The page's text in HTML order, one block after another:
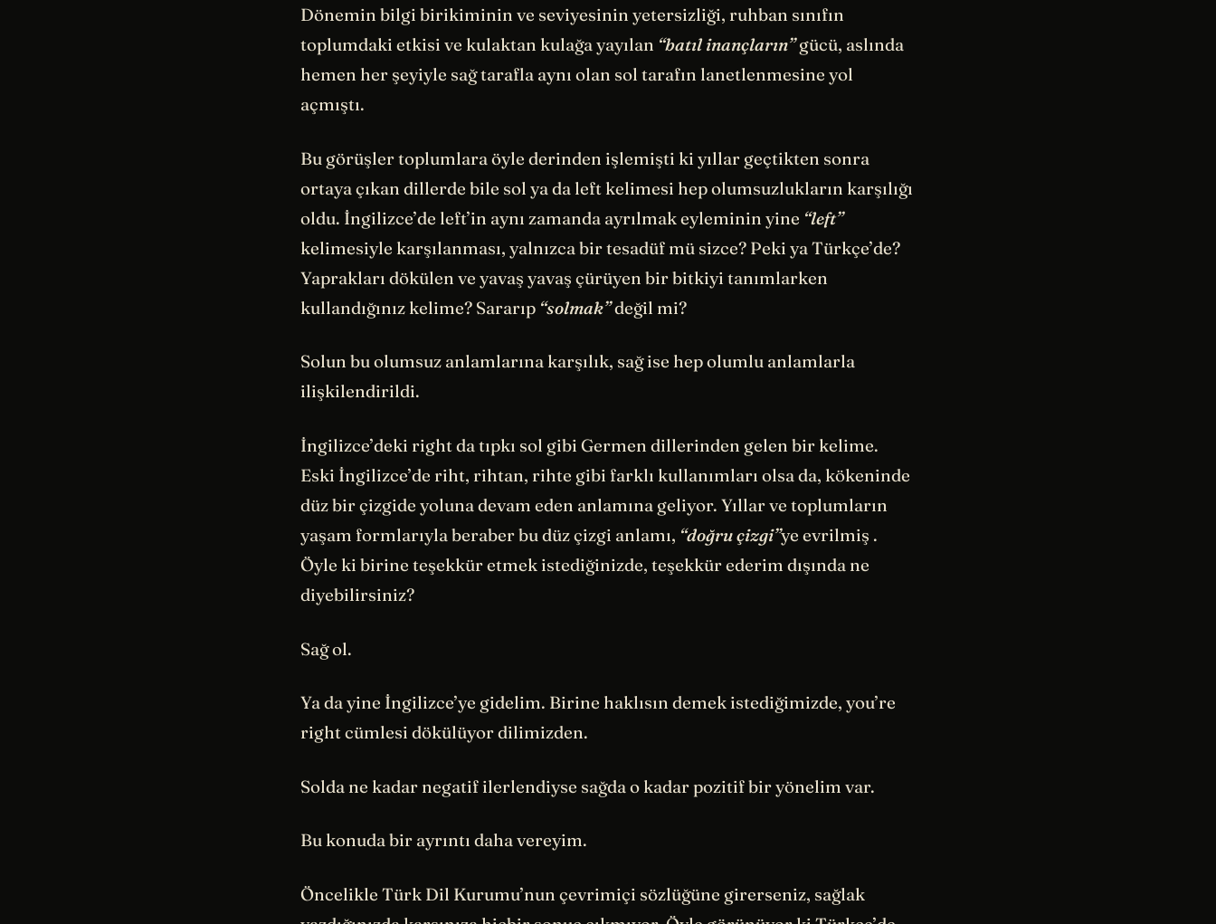
Dönemin bilgi birikiminin ve seviyesinin yetersizliği, ruhban sınıfın
toplumdaki etkisi ve kulaktan kulağa yayılan “batıl inançların”gücü, aslında
hemen her şeyiyle sağ tarafla aynı olan sol tarafın lanetlenmesine yol
açmıştı.
Bu görüşler toplumlara öyle derinden işlemişti ki yıllar geçtikten sonra
ortaya çıkan dillerde bile sol ya da left kelimesi hep olumsuzlukların karşılığı
oldu. İngilizce’de left’in aynı zamanda ayrılmak eyleminin yine “left”
kelimesiyle karşılanması, yalnızca bir tesadüf mü sizce? Peki ya Türkçe’de?
Yaprakları dökülen ve yavaş yavaş çürüyen bir bitkiyi tanımlarken
kullandığınız kelime? Sararıp “solmak”değil mi?
Solun bu olumsuz anlamlarına karşılık, sağ ise hep olumlu anlamlarla
ilişkilendirildi.
İngilizce’deki right da tıpkı sol gibi Germen dillerinden gelen bir kelime.
Eski İngilizce’de riht, rihtan, rihte gibi farklı kullanımları olsa da, kökeninde
düz bir çizgide yoluna devam eden anlamına geliyor. Yıllar ve toplumların
yaşam formlarıyla beraber bu düz çizgi anlamı, “doğru çizgi”ye evrilmiş .
Öyle ki birine teşekkür etmek istediğinizde, teşekkür ederim dışında ne
diyebilirsiniz?
Sağ ol.
Ya da yine İngilizce’ye gidelim. Birine haklısın demek istediğimizde, you’re
right cümlesi dökülüyor dilimizden.
Solda ne kadar negatif ilerlendiyse sağda o kadar pozitif bir yönelim var.
Bu konuda bir ayrıntı daha vereyim.
Öncelikle Türk Dil Kurumu’nun çevrimiçi sözlüğüne girerseniz, sağlak